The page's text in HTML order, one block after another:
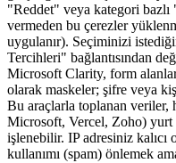
"Reddet" veya kategori
vermeden bu çerezler
uygulanır). Seçiminizi
Tercihleri" bağlantısından
Microsoft Clarity, form
olarak maskeler; şifre veya
Bu araçlarla toplanan veriler,
Microsoft, Vercel, Zoho) yurt
işlenebilir. IP adresiniz kalıcı
kullanımı (spam) önlemek